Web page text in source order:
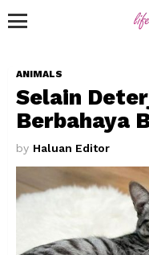
ANIMALS
Selain
Berbahaya
by Haluan Editor